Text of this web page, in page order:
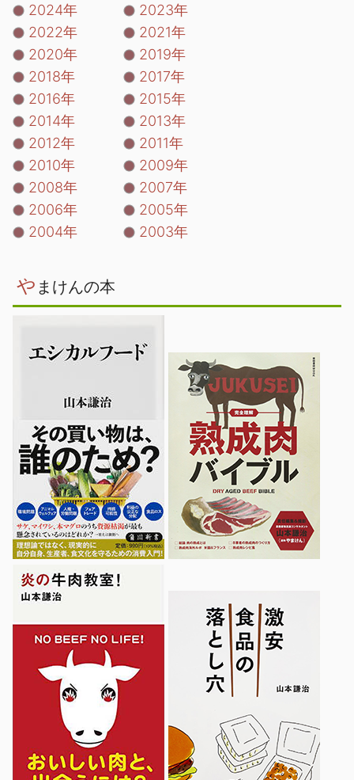
2024年
2023年
2022年
2021年
2020年
2019年
2018年
2017年
2016年
2015年
2014年
2013年
2012年
2011年
2010年
2009年
2008年
2007年
2006年
2005年
2004年
2003年
や まけんの本